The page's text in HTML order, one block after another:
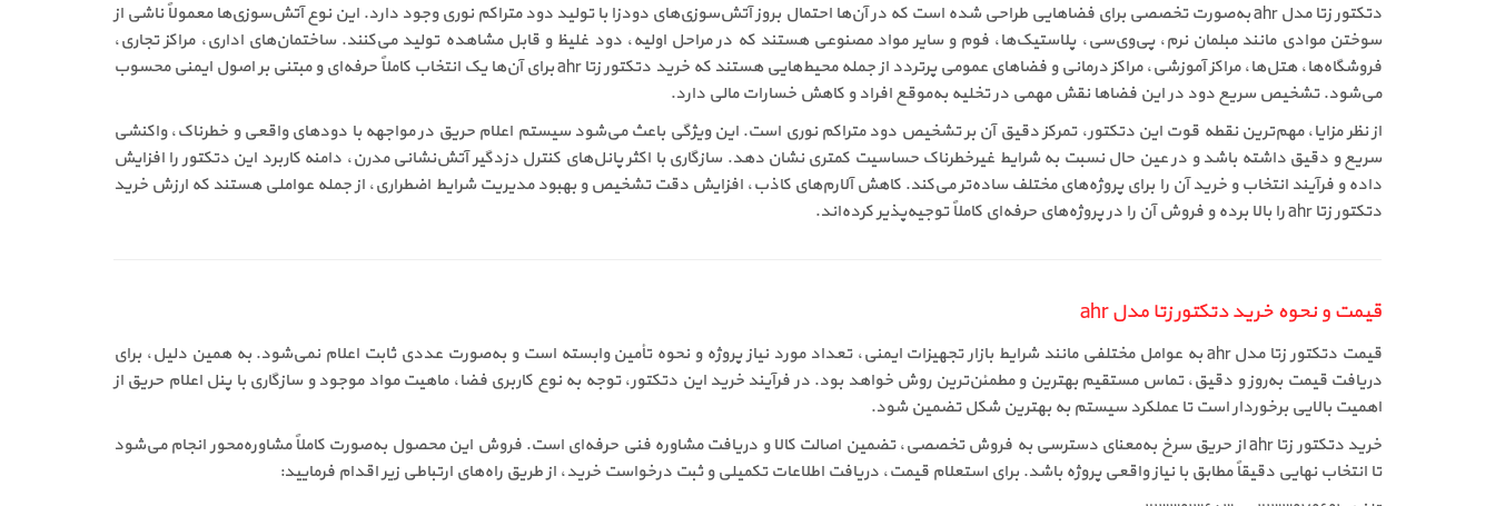
دتکتور زتا مدل ahr به‌صورت تخصصی برای فضاهایی طراحی شده است که در آن‌ها احتمال بروز آتش‌سوزی‌های دودزا با تولید دود متراکم نوری وجود دارد. این نوع آتش‌سوزی‌ها معمولاً ناشی از
سوختن موادی مانند مبلمان نرم، پی‌وی‌سی، پلاستیک‌ها، فوم و سایر مواد مصنوعی هستند که در مراحل اولیه، دود غلیظ و قابل مشاهده تولید می‌کنند. ساختمان‌های اداری، مراکز تجاری،
فروشگاه‌ها، هتل‌ها، مراکز آموزشی، مراکز درمانی و فضاهای عمومی پرتردد از جمله محیط‌هایی هستند که خرید دتکتور زتا ahr برای آن‌ها یک انتخاب کاملاً حرفه‌ای و مبتنی بر اصول ایمنی محسوب
می‌شود. تشخیص سریع دود در این فضاها نقش مهمی در تخلیه به‌موقع افراد و کاهش خسارات مالی دارد.
از نظر مزایا، مهم‌ترین نقطه قوت این دتکتور، تمرکز دقیق آن بر تشخیص دود متراکم نوری است. این ویژگی باعث می‌شود سیستم اعلام حریق در مواجهه با دودهای واقعی و خطرناک، واکنشی
سریع و دقیق داشته باشد و در عین حال نسبت به شرایط غیرخطرناک حساسیت کمتری نشان دهد. سازگاری با اکثر پانل‌های کنترل دزدگیر آتش‌نشانی مدرن، دامنه کاربرد این دتکتور را افزایش
داده و فرآیند انتخاب و خرید آن را برای پروژه‌های مختلف ساده‌تر می‌کند. کاهش آلارم‌های کاذب، افزایش دقت تشخیص و بهبود مدیریت شرایط اضطراری، از جمله عواملی هستند که ارزش خرید
دتکتور زتا ahr را بالا برده و فروش آن را در پروژه‌های حرفه‌ای کاملاً توجیه‌پذیر کرده‌اند.
قیمت و نحوه خرید دتکتور زتا مدل ahr
قیمت دتکتور زتا مدل ahr به عوامل مختلفی مانند شرایط بازار تجهیزات ایمنی، تعداد مورد نیاز پروژه و نحوه تأمین وابسته است و به‌صورت عددی ثابت اعلام نمی‌شود. به همین دلیل، برای
دریافت قیمت به‌روز و دقیق، تماس مستقیم بهترین و مطمئن‌ترین روش خواهد بود. در فرآیند خرید این دتکتور، توجه به نوع کاربری فضا، ماهیت مواد موجود و سازگاری با پنل اعلام حریق از
اهمیت بالایی برخوردار است تا عملکرد سیستم به بهترین شکل تضمین شود.
خرید دتکتور زتا ahr از حریق سرخ به‌معنای دسترسی به فروش تخصصی، تضمین اصالت کالا و دریافت مشاوره فنی حرفه‌ای است. فروش این محصول به‌صورت کاملاً مشاوره‌محور انجام می‌شود
تا انتخاب نهایی دقیقاً مطابق با نیاز واقعی پروژه باشد. برای استعلام قیمت، دریافت اطلاعات تکمیلی و ثبت درخواست خرید، از طریق راه‌های ارتباطی زیر اقدام فرمایید: